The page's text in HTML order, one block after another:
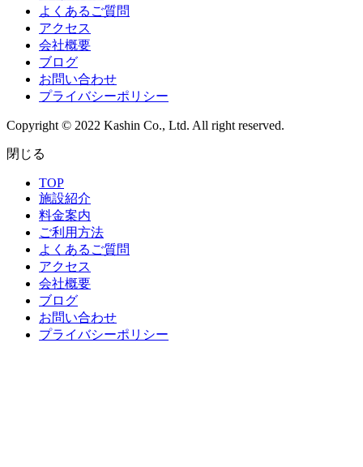
よくあるご質問
アクセス
会社概要
ブログ
お問い合わせ
プライバシーポリシー
Copyright © 2022 Kashin Co., Ltd. All right reserved.
閉じる
TOP
施設紹介
料金案内
ご利用方法
よくあるご質問
アクセス
会社概要
ブログ
お問い合わせ
プライバシーポリシー